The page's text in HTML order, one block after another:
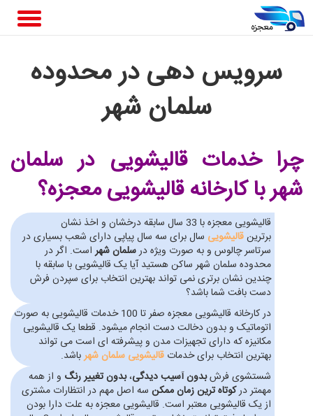
سرویس دهی در محدوده
سلمان شهر
چرا خدمات قالیشویی در سلمان
شهربا کارخانه قالیشویی معجزه؟
قالیشویی معجزه با 33 سال سابقه درخشان و اخذ نشان
برترینقالیشویی سال برای سه سال پیاپی دارای شعب بسیاری در
سرتاسر چالوس و به صورت ویژه درسلمان شهراست. اگر در
محدوده سلمان شهر ساکن هستید آیا یک قالیشویی با سابقه با
چندین نشان برتری نمی تواند بهترین انتخاب برای سپردن فرش
دست بافت شما باشد؟
در کارخانه قالیشویی معجزه صفر تا 100 خدمات قالیشویی به صورت
اتوماتیک و بدون دخالت دست انجام میشود. قطعا یک قالیشویی
مکانیزه که دارای تجهیزات مدن و پیشرفته ای است می تواند
بهترین انتخاب برای خدمات قالیشویی سلمان شهرباشد.
شستشوی فرشبدون آسیب دیدگی،بدون تغییر رنگ و از همه
مهمتر درکوتاه ترین زمان ممکن سه اصل مهم در انتظارات مشتری
از یک قالیشویی معتبر است. قالیشویی معجزه به علت دارا بودن